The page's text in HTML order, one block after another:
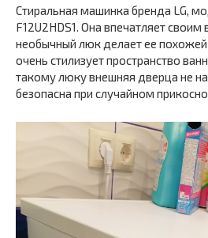
Стиральная машинка бренда LG,
F12U2HDS1. Она впечатляет
необычный люк делает ее
очень стилизует пространство
такому люку внешняя дверца не
безопасна при случайном